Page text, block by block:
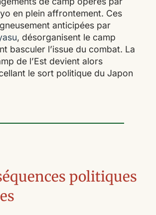
en plein affrontement. Ces
anticipées par
, désorganisent le camp
basculer l’issue du combat. La
de l’Est devient alors
le sort politique du Japon
politiques